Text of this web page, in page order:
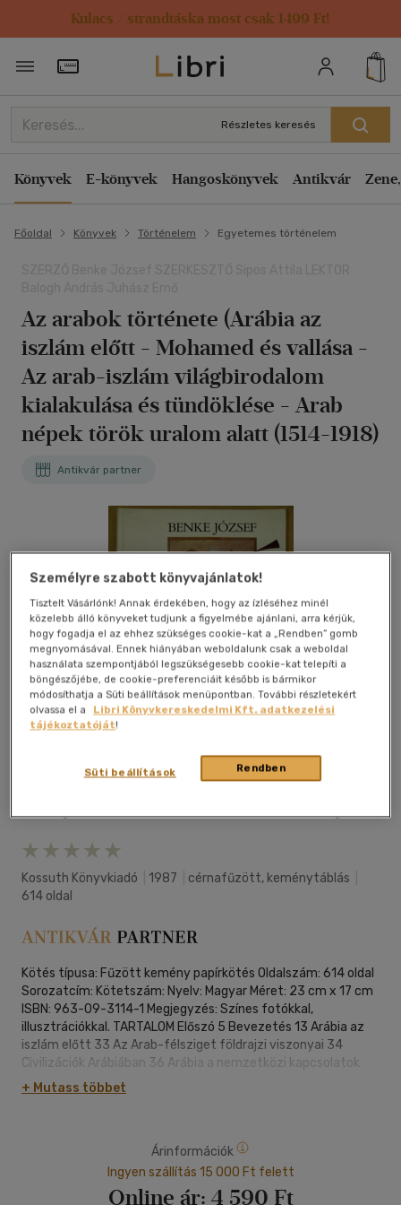
Kulacs / strandtáska most csak 1499 Ft!
Törzsvásárlói Kártya adatai
Részletes keresés
Könyvek E-könyvek Hangoskönyvek Antikvár
Főoldal Könyvek Történelem Egyetemes történelem
Az arabok története (Arábia az
iszlám előtt - Mohamed és vallása -
Az arab-iszlám világbirodalom
kialakulása és tündöklése - Arab
népek török uralom alatt (1514-1918)
Antikvár partner
Kossuth Könyvkiadó 1987 cérnafűzött, keménytáblás
614 oldal
Kötés típusa: Fűzött kemény papírkötés Oldalszám: 614 oldal
Sorozatcím: Kötetszám: Nyelv: Magyar Méret: 23 cm x 17 cm
ISBN: 963-09-3114-1 Megjegyzés: Színes fotókkal,
illusztrációkkal. TARTALOM Előszó 5 Bevezetés 13 Arábia az
iszlám előtt 33 Az Arab-félsziget földrajzi viszonyai 34
Civilizációk Arábiában 36 Arábia a nemzetközi kapcsolatok
rendszerében 42 A délarab államok 46 Arab államok Észak-
Arábiában 54 Mohamed és vallása 69 Mohamed élete 69 A
Ortodox Kalifátus 115 Az Omajjád Kalifátus 125 Áramlatok,
szekták 140 Moávija örökösei 156 Az Abbászida Kalifátus 172
Állam és társadalom az Abbászidák korában 184 Az arab-
+ Mutass többet
Árinformációk
Ingyen szállítás 15 000 Ft felett
Online ár: 4 590 Ft
Személyre szabott könyvajánlatok!
Tisztelt Vásárlónk! Annak érdekében, hogy az ízléséhez minél
közelebb álló könyveket tudjunk a figyelmébe ajánlani, arra kérjük,
hogy fogadja el az ehhez szükséges cookie-kat a „Rendben” gomb
megnyomásával. Ennek hiányában weboldalunk csak a weboldal
használata szempontjából legszükségesebb cookie-kat telepíti a
böngészőjébe, de cookie-preferenciáit később is bármikor
módosíthatja a Süti beállítások menüpontban. További részletekért
olvassa el a
Libri Könyvkereskedelmi Kft. adatkezelési
tájékoztatóját!
Rendben
Süti beállítások